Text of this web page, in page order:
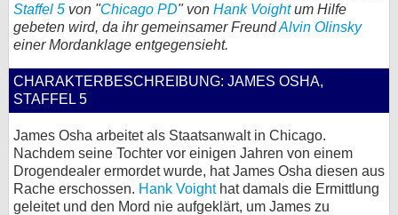
Staffel 5 von "Chicago PD" von Hank Voightum Hilfe
gebeten wird, da ihr gemeinsamer FreundAlvin Olinsky
einer Mordanklage entgegensieht.
CHARAKTERBESCHREIBUNG: JAMES OSHA,
STAFFEL 5
James Osha arbeitet als Staatsanwalt in Chicago.
Nachdem seine Tochter vor einigen Jahren von einem
Drogendealer ermordet wurde, hat James Osha diesen aus
Rache erschossen. Hank Voighthat damals die Ermittlung
geleitet und den Mord nie aufgeklärt, um James zu
Forum
bei X
bei Facebook
Kontakt
Nutzungsbedingungen